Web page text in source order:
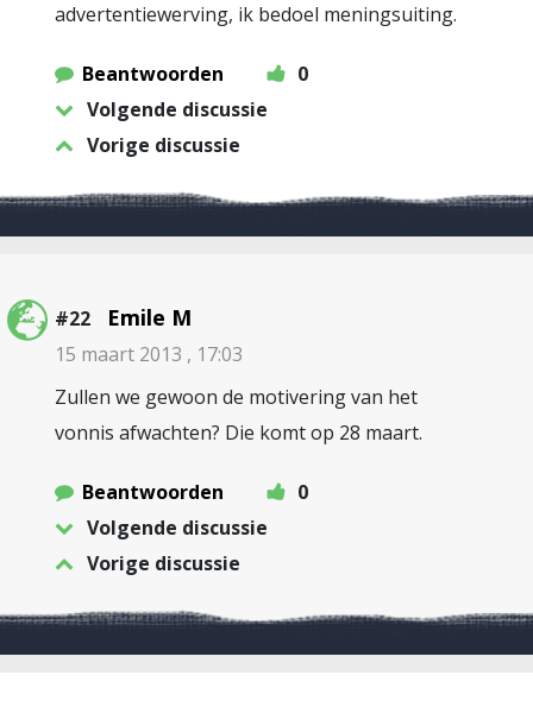
advertentiewerving, ik bedoel meningsuiting.
Beantwoorden
0
Volgende discussie
Vorige discussie
#22 Emile M
15 maart 2013 , 17:03
Zullen we gewoon de motivering van het
vonnis afwachten? Die komt op 28 maart.
Beantwoorden
0
Volgende discussie
Vorige discussie